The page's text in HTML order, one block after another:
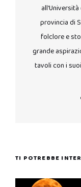
provincia di
folclore e
grande
tavoli con i
TI POTREBBE